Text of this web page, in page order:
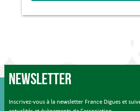
Newsletter
Inscrivez-vous à la newsletter France Digues et